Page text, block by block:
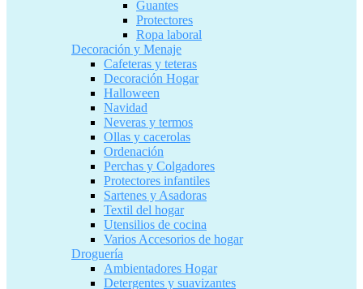
Guantes
Protectores
Ropa laboral
Decoración y Menaje
Cafeteras y teteras
Decoración Hogar
Halloween
Navidad
Neveras y termos
Ollas y cacerolas
Ordenación
Perchas y Colgadores
Protectores infantiles
Sartenes y Asadoras
Textil del hogar
Utensilios de cocina
Varios Accesorios de hogar
Droguería
Ambientadores Hogar
Detergentes y suavizantes